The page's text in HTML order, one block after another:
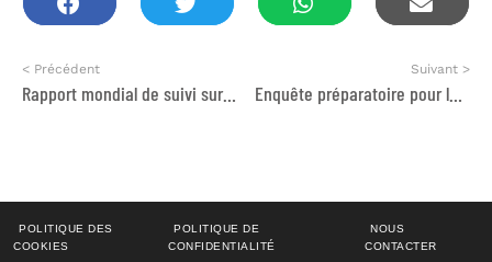
< Précédent
Rapport mondial de suivi sur l’éducation : les acteurs non étatiques dans l’éducation : qui décide? qui est perdant?
Suivant >
Enquête préparatoire pour le projet de développement du système d’irrigation de la région de Gharb
POLITIQUE DES
COOKIES
POLITIQUE DE
CONFIDENTIALITÉ
NOUS
CONTACTER